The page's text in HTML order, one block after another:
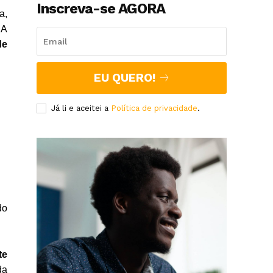
Inscreva-se AGORA
EU QUERO!
Já li e aceitei a Política de privacidade.